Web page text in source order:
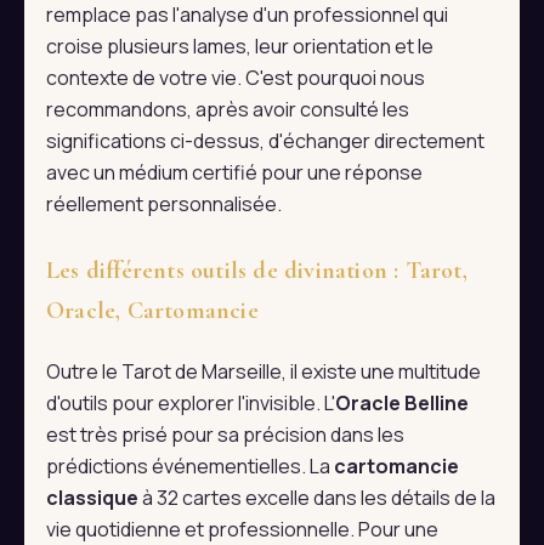
remplace pas l'analyse d'un professionnel qui
croise plusieurs lames, leur orientation et le
contexte de votre vie. C'est pourquoi nous
recommandons, après avoir consulté les
significations ci-dessus, d'échanger directement
avec un médium certifié pour une réponse
réellement personnalisée.
Les différents outils de divination : Tarot,
Oracle, Cartomancie
Outre le Tarot de Marseille, il existe une multitude
d'outils pour explorer l'invisible. L'Oracle Belline
est très prisé pour sa précision dans les
prédictions événementielles. La cartomancie
classiqueà 32 cartes excelle dans les détails de la
vie quotidienne et professionnelle. Pour une